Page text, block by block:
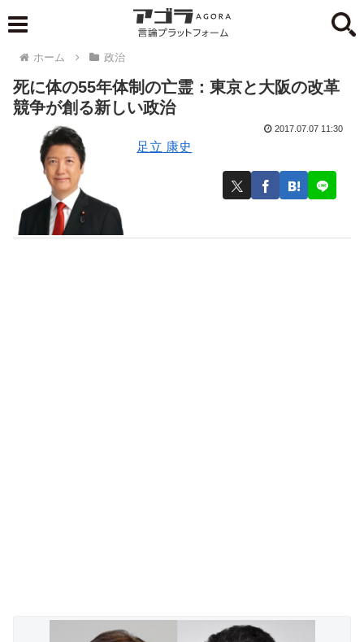
ホーム 政治
死に体の55年体制の亡霊：東京と大阪の改革
競争が創る新しい政治
足立 康史
2017.07.07 11:30